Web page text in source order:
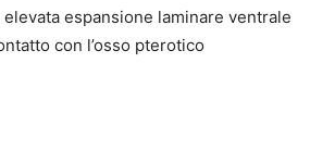
espansione laminare ventrale
con l’osso pterotico